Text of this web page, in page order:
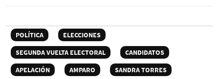
POLÍTICA
ELECCIONES
SEGUNDA VUELTA ELECTORAL
CANDIDATOS
APELACIÓN
AMPARO
SANDRA TORRES